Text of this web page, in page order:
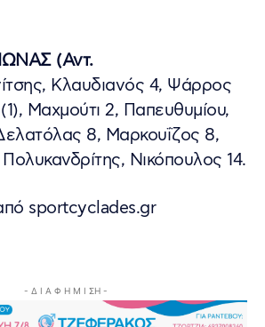
(Αντ.
Κλαυδιανός 4, Ψάρρος
Μαχμούτι 2, Παπευθυμίου,
8, Μαρκουΐζος 8,
Νικόπουλος 14.
sportcyclades.gr
- Δ Ι Α Φ Η Μ Ι ΣΗ -